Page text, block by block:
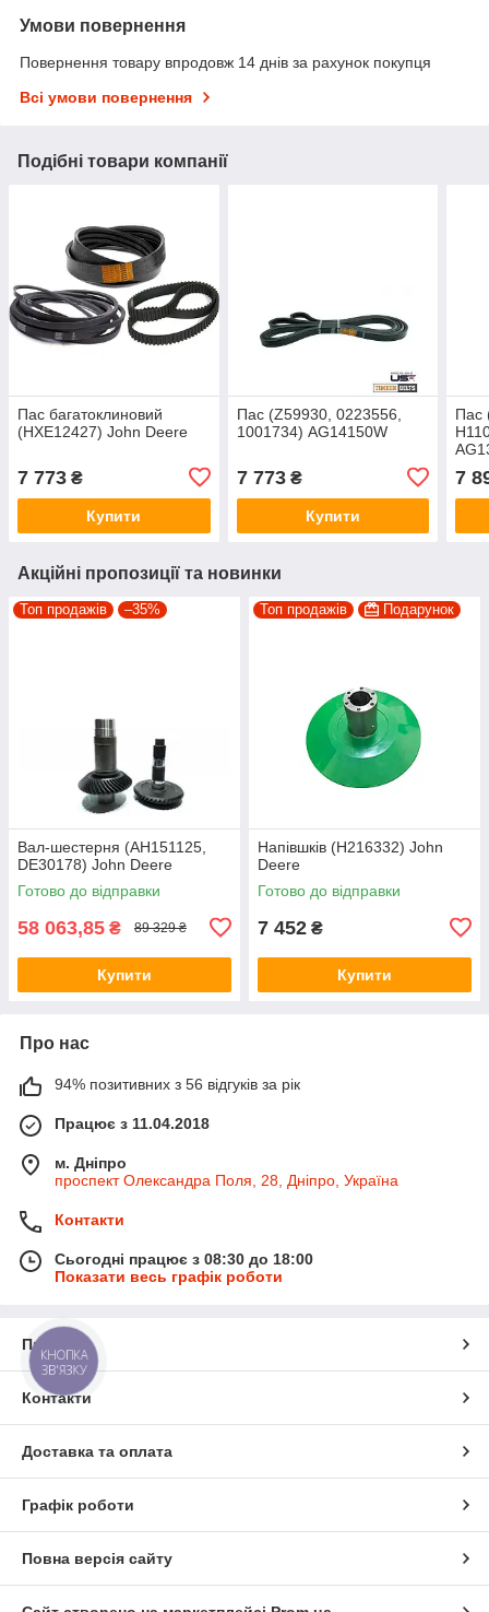
Умови повернення
Повернення товару впродовж 14 днів за рахунок покупця
Всі умови повернення
Подібні товари компанії
Пас багатоклиновий
(HXE12427) John Deere
7 773 ₴
Купити
Пас (Z59930, 0223556,
1001734) AG14150W
7 773₴
Купити
Пас
7
Акційні пропозиції та новинки
Топ продажів –35%
Вал-шестерня (AH151125,
DE30178) John Deere
Готово до відправки
58 063,85 ₴ 89 329 ₴
Купити
Топ продажів Подарунок
Напівшків (H216332) John
Deere
Готово до відправки
7 452 ₴
Купити
Про нас
94% позитивних з 56 відгуків за рік
Працює з 11.04.2018
м. Дніпро
проспект Олександра Поля, 28, Дніпро, Україна
Контакти
Сьогодні працює з 08:30 до 18:00
Показати весь графік роботи
Про нас
Контакти
Доставка та оплата
Графік роботи
Повна версія сайту
КНОПКА
ЗВ'ЯЗКУ